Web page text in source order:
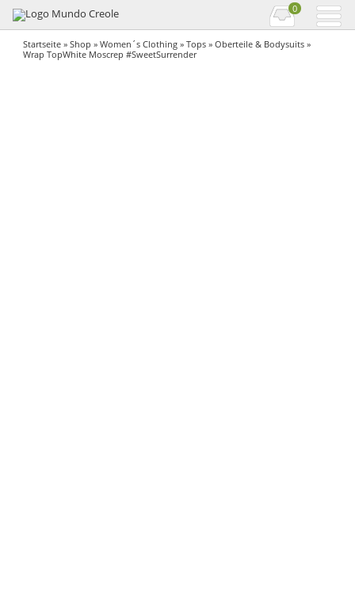
0
Startseite »Shop »Women´s Clothing »Tops »Oberteile & Bodysuits »
Wrap TopWhite Moscrep #SweetSurrender